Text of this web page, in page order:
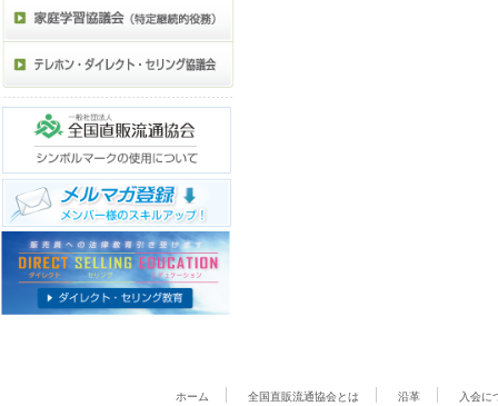
ホーム 全国直販流通協会とは 沿革 入会に